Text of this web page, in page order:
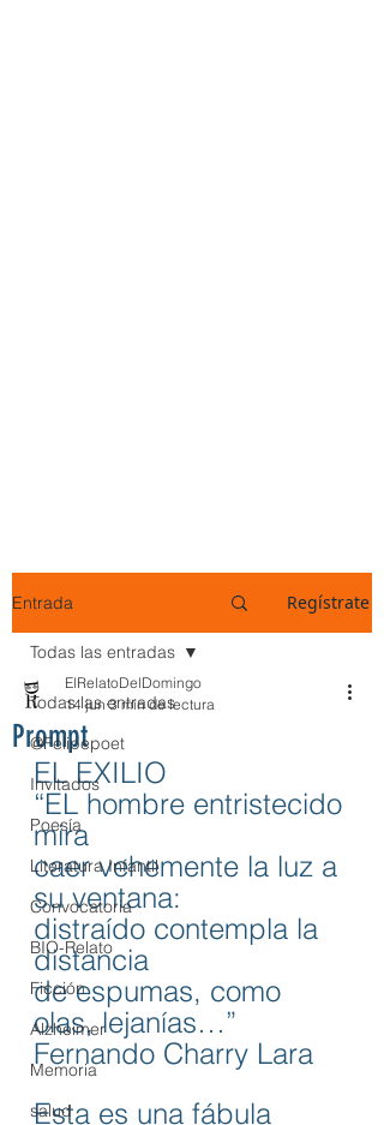
Entrada Regístrate
Todas las entradas
@Felipepoet
Invitados
Poesía
Literatura Infantil
Convocatoria
BIO-Relato
Ficción
Alzheimer
Memoria
salud
Todas las entradas
Prompt
ElRelatoDelDomingo
14 jun 3 min de lectura
EL EXILIO
“EL hombre entristecido
mira
caer vehemente la luz a
su ventana:
distraído contempla la
distancia
de espumas, como
olas, lejanías…”
Fernando Charry Lara
Esta es una fábula